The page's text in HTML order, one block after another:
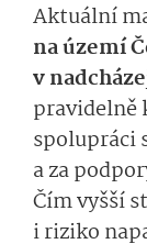
Aktuální
na území
v
pravidelně
spolupráci
a za
Čím vyšší
i riziko